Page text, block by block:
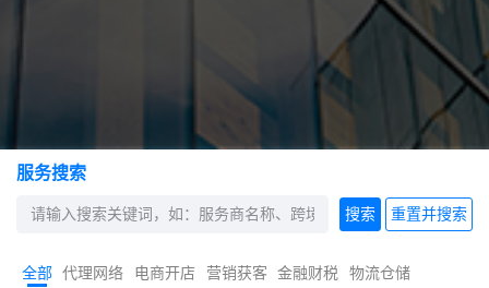
服务搜索
搜索 重置并搜索
全部 代理网络 电商开店 营销获客 金融财税
物流仓储